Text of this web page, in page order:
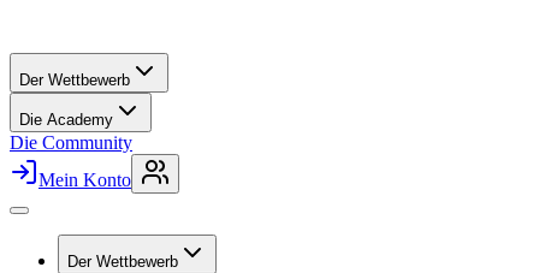
Der Wettbewerb
Die Academy
Die Community
Mein Konto
Der Wettbewerb